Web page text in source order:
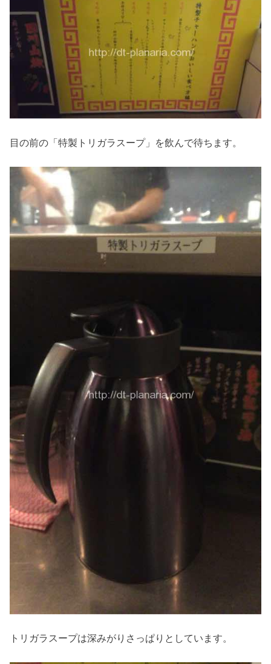
目の前の「特製トリガラスープ」を飲んで待ちます。
トリガラスープは深みがりさっぱりとしています。